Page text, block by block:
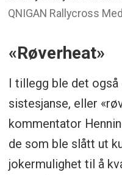
QNIGAN Rallycross
«Røverheat»
I tillegg ble det
sistesjanse, eller
kommentator
de som ble slått ut
jokermulighet til å